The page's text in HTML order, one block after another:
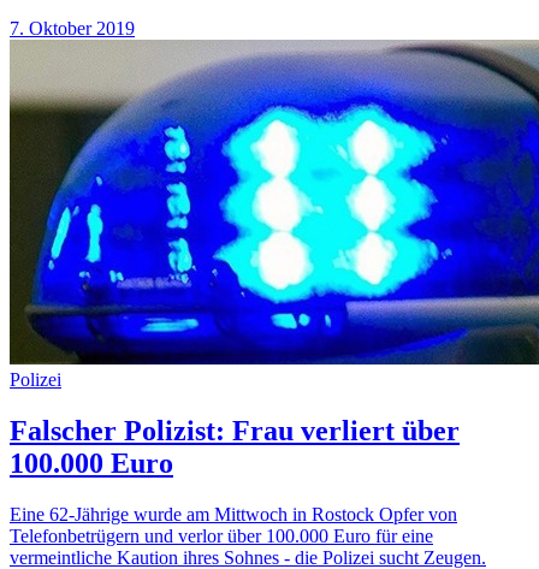
7. Oktober 2019
Polizei
Falscher Polizist: Frau verliert über
100.000 Euro
Eine 62-Jährige wurde am Mittwoch in Rostock Opfer von
Telefonbetrügern und verlor über 100.000 Euro für eine
vermeintliche Kaution ihres Sohnes - die Polizei sucht Zeugen.